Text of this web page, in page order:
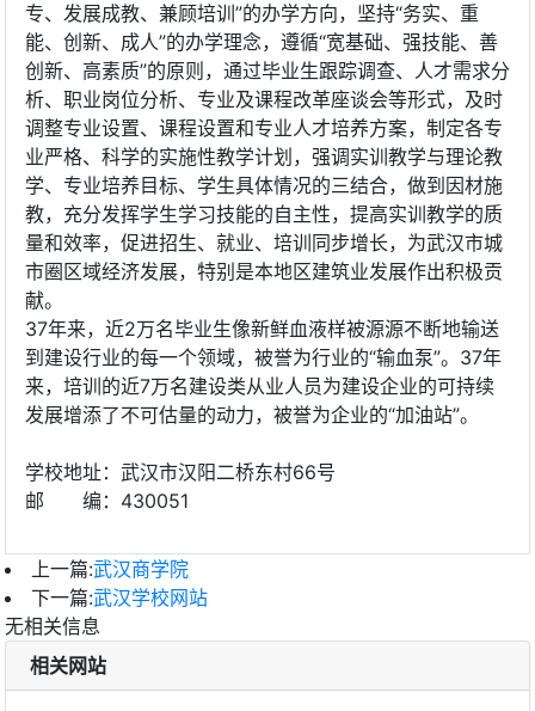
专、发展成教、兼顾培训”的办学方向，坚持“务实、重
能、创新、成人”的办学理念，遵循“宽基础、强技能、善
创新、高素质”的原则，通过毕业生跟踪调查、人才需求分
析、职业岗位分析、专业及课程改革座谈会等形式，及时
调整专业设置、课程设置和专业人才培养方案，制定各专
业严格、科学的实施性教学计划，强调实训教学与理论教
学、专业培养目标、学生具体情况的三结合，做到因材施
教，充分发挥学生学习技能的自主性，提高实训教学的质
量和效率，促进招生、就业、培训同步增长，为武汉市城
市圈区域经济发展，特别是本地区建筑业发展作出积极贡
献。
37年来，近2万名毕业生像新鲜血液样被源源不断地输送
到建设行业的每一个领域，被誉为行业的“输血泵”。37年
来，培训的近7万名建设类从业人员为建设企业的可持续
发展增添了不可估量的动力，被誉为企业的“加油站”。
学校地址：武汉市汉阳二桥东村66号
邮 编：430051
上一篇:武汉商学院
下一篇:武汉学校网站
无相关信息
相关网站